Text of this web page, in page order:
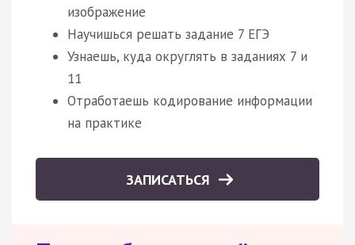
изображение
Научишься решать задание 7 ЕГЭ
Узнаешь, куда округлять в заданиях 7 и
11
Отработаешь кодирование информации
на практике
ЗАПИСАТЬСЯ